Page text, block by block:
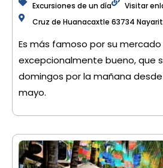
Excursiones de un día Visitar
Cruz de Huanacaxtle 63734
Es más famoso por su
excepcionalmente bueno, que
domingos por la mañana
mayo.